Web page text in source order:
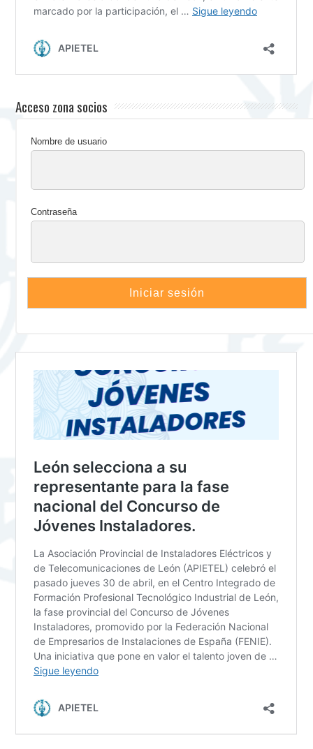
Acceso zona socios
Nombre de usuario
Contraseña